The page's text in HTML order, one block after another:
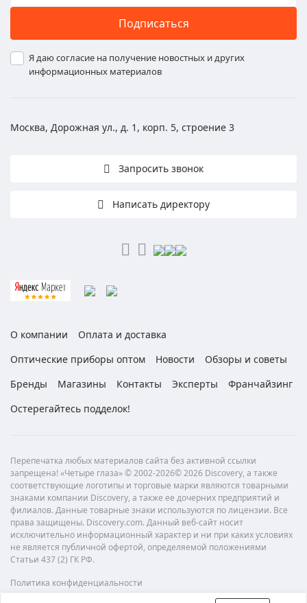
Подписаться
Я даю согласие на получение новостных и других
информационных материалов
Москва, Дорожная ул., д. 1, корп. 5, строение 3
Запросить звонок
Написать директору
О компании
Оплата и доставка
Оптические приборы оптом
Новости
Обзоры и советы
Бренды
Магазины Контакты Эксперты
Франчайзинг
Остерегайтесь подделок!
Перепечатка любых материалов сайта без активной ссылки
запрещена! «Четыре глаза» © 2002-2026© 2026 Discovery, а также
соответствующие логотипы и торговые марки являются товарными
знаками компании Discovery, а также ее дочерних предприятий и
филиалов. Данные товарные знаки используются по лицензии. Все
права защищены. Discovery.com. Данный веб-сайт носит
исключительно информационный характер и ни при каких условиях
не является публичной офертой, определяемой положениями
Статьи 437 (2) ГК РФ.
Политика конфиденциальности